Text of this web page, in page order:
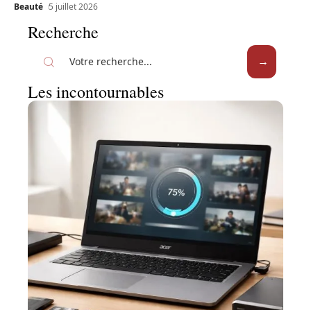
Beauté 5 juillet 2026
Recherche
Les incontournables